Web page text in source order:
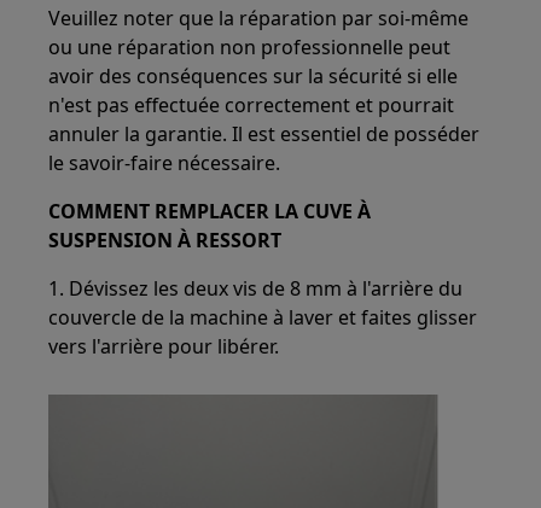
Veuillez noter que la réparation par soi-même
ou une réparation non professionnelle peut
avoir des conséquences sur la sécurité si elle
n'est pas effectuée correctement et pourrait
annuler la garantie. Il est essentiel de posséder
le savoir-faire nécessaire.
COMMENT REMPLACER LA CUVE À
SUSPENSION À RESSORT
1. Dévissez les deux vis de 8 mm à l'arrière du
couvercle de la machine à laver et faites glisser
vers l'arrière pour libérer.